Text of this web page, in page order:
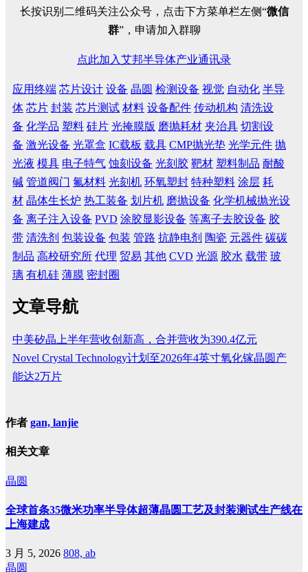
长按识别二维码关注公众号，点击下方菜单栏左侧“微信
群”，申请加入群聊
点此加入艾邦半导体产业通讯录
应用终端 芯片设计 设备 晶圆 检测设备 视觉 自动化 半导
体 芯片 封装 芯片测试 材料 设备配件 传动机构 清洗设
备 化学品 塑料 硅片 光掩膜版 磨抛耗材 夹治具 切割设
备 激光设备 光罩盒 IC载板 载具 CMP抛光垫 光学元件 抛
光液 模具 电子特气 蚀刻设备 光刻胶 靶材 塑料制品 耐酸
碱 管道阀门 氟材料 光刻机 环氧塑封 特种塑料 涂层 耗
材 晶体生长炉 热工装备 划片机 磨抛设备 化学机械抛光设
备 离子注入设备 PVD 涂胶显影设备 等离子去胶设备 胶
带 清洗剂 包装设备 包装 管路 抗静电剂 陶瓷 元器件 碳碳
制品 高校研究所 代理 贸易 其他 CVD 光源 胶水 载带 玻
璃 有机硅 薄膜 密封圈
文章导航
中美矽晶上半年营收创新高，合并营收为390.4亿元
Novel Crystal Technology计划至2026年4英寸氧化镓晶圆产
能达2万片
作者 gan, lanjie
相关文章
晶圆
全球首条35微米功率半导体超薄晶圆工艺及封装测试生产线在
上海建成
3 月 5, 2026 808, ab
晶圆